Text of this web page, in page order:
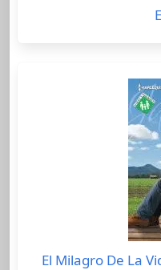
El Milagro De La